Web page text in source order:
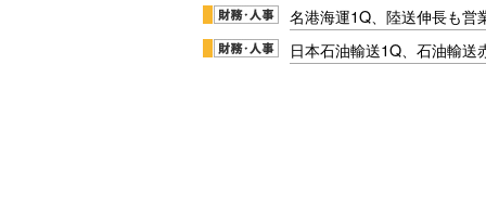
名港海運1Q、陸送伸長も営
日本石油輸送1Q、石油輸送